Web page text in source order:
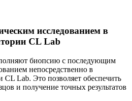
исследованием в
CL Lab
биопсию с последующим
непосредственно в
CL Lab. Это позволяет обеспечить
и получение точных результатов